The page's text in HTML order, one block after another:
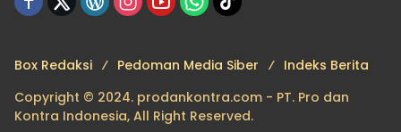
Box Redaksi Pedoman Media Siber
Indeks Berita
Copyright © 2024. prodankontra.com - PT. Pro dan
Kontra Indonesia, All Right Reserved.